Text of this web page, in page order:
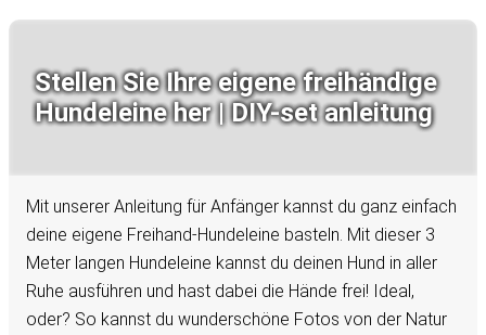
Stellen Sie Ihre eigene freihändige
Hundeleine her | DIY-set anleitung
Mit unserer Anleitung für Anfänger kannst du ganz einfach
deine eigene Freihand-Hundeleine basteln. Mit dieser 3
Meter langen Hundeleine kannst du deinen Hund in aller
Ruhe ausführen und hast dabei die Hände frei! Ideal,
oder? So kannst du wunderschöne Fotos von der Natur